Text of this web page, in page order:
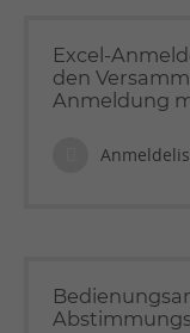
Excel-
den
Anmeldung